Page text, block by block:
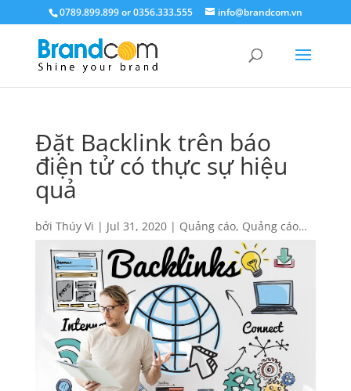
0789.899.899 or 0356.333.555 info@brandcom.vn
Đặt Backlink trên báo
điện tử có thực sự hiệu
quả
bởi Thúy Vi | Jul 31, 2020| Quảng cáo, Quảng cáo
báo điện tử ,Responsive